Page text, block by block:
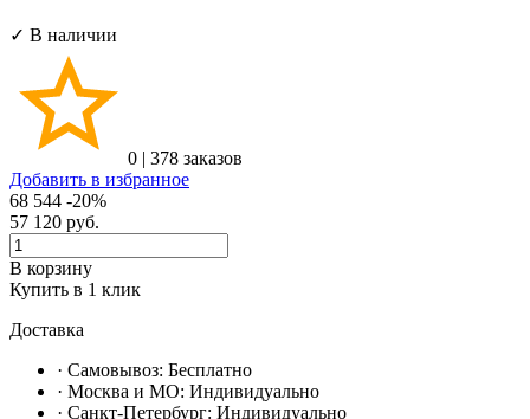
✓ В наличии
0 | 378 заказов
Добавить в избранное
68 544 -20%
57 120 руб.
В корзину
Купить в 1 клик
Доставка
· Самовывоз: Бесплатно
· Москвa и МО: Индивидуально
· Санкт-Петербург: Индивидуально